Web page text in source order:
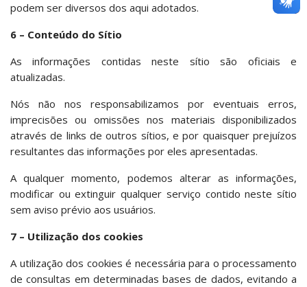
podem ser diversos dos aqui adotados.
6 – Conteúdo do Sítio
As informações contidas neste sítio são oficiais e
atualizadas.
Nós não nos responsabilizamos por eventuais erros,
imprecisões ou omissões nos materiais disponibilizados
através de links de outros sítios, e por quaisquer prejuízos
resultantes das informações por eles apresentadas.
A qualquer momento, podemos alterar as informações,
modificar ou extinguir qualquer serviço contido neste sítio
sem aviso prévio aos usuários.
7 – Utilização dos cookies
A utilização dos cookies é necessária para o processamento
de consultas em determinadas bases de dados, evitando a